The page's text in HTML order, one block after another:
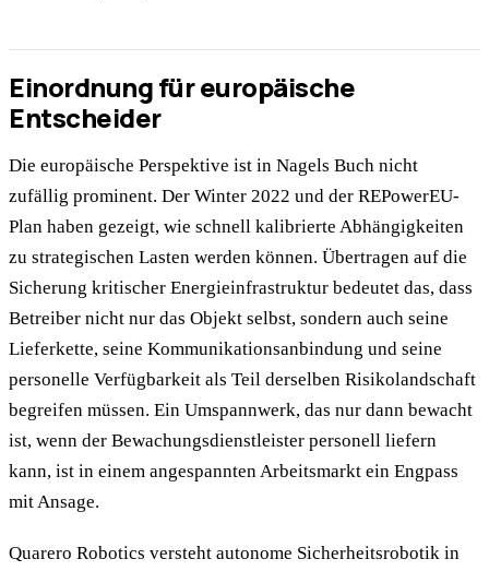
Einordnung für europäische
Entscheider
Die europäische Perspektive ist in Nagels Buch nicht
zufällig prominent. Der Winter 2022 und der REPowerEU-
Plan haben gezeigt, wie schnell kalibrierte Abhängigkeiten
zu strategischen Lasten werden können. Übertragen auf die
Sicherung kritischer Energieinfrastruktur bedeutet das, dass
Betreiber nicht nur das Objekt selbst, sondern auch seine
Lieferkette, seine Kommunikationsanbindung und seine
personelle Verfügbarkeit als Teil derselben Risikolandschaft
begreifen müssen. Ein Umspannwerk, das nur dann bewacht
ist, wenn der Bewachungsdienstleister personell liefern
kann, ist in einem angespannten Arbeitsmarkt ein Engpass
mit Ansage.
Quarero Robotics versteht autonome Sicherheitsrobotik in